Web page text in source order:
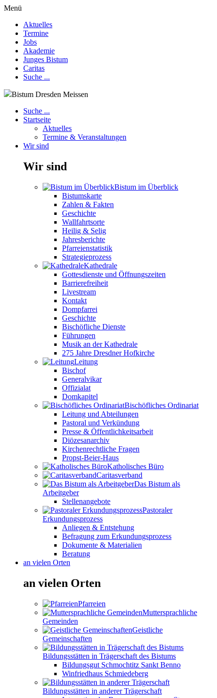
Menü
Aktuelles
Termine
Jobs
Akademie
Junges Bistum
Caritas
Suche ...
Bistum Dresden Meissen
Suche ...
Startseite
Aktuelles
Termine & Veranstaltungen
Wir sind
Wir sind
Bistum im Überblick
Bistumskarte
Zahlen & Fakten
Geschichte
Wallfahrtsorte
Heilig & Selig
Jahresberichte
Pfarreienstatistik
Strategieprozess
Kathedrale
Gottesdienste und Öffnungszeiten
Barrierefreiheit
Livestream
Kontakt
Dompfarrei
Geschichte
Bischöfliche Dienste
Führungen
Musik an der Kathedrale
275 Jahre Dresdner Hofkirche
Leitung
Bischof
Generalvikar
Offizialat
Domkapitel
Bischöfliches Ordinariat
Leitung und Abteilungen
Pastoral und Verkündung
Presse & Öffentlichkeitsarbeit
Diözesanarchiv
Kirchenrechtliche Fragen
Propst-Beier-Haus
Katholisches Büro
Caritasverband
Das Bistum als
Arbeitgeber
Stellenangebote
Pastoraler
Erkundungsprozess
Anliegen & Entstehung
Befragung zum Erkundungsprozess
Dokumente & Materialien
Beratung
an vielen Orten
an vielen Orten
Pfarreien
Muttersprachliche
Gemeinden
Geistliche
Gemeinschaften
Bildungsstätten in Trägerschaft des Bistums
Bildungsgut Schmochtitz Sankt Benno
Winfriedhaus Schmiedeberg
Bildungsstätten in anderer Trägerschaft